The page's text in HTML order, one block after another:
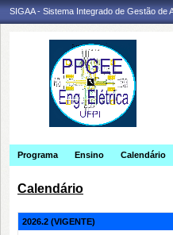
SIGAA - Sistema Integrado de Gestão de
Programa Ensino Calendário
Calendário
2026.2 (VIGENTE)